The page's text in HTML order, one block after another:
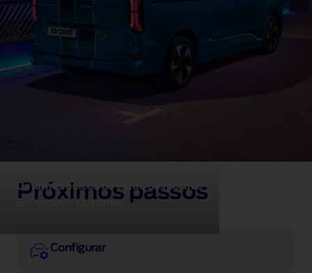
Detalhes únicos de estilo desportivo
®
Próximos passos
Configurar